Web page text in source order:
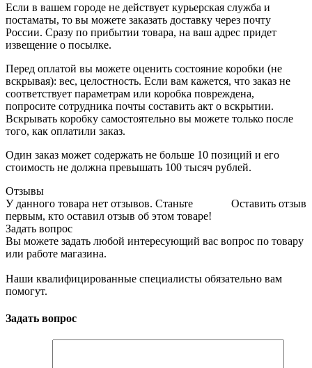
Если в вашем городе не действует курьерская служба и
постаматы, то вы можете заказать доставку через почту
России. Сразу по прибытии товара, на ваш адрес придет
извещение о посылке.
Перед оплатой вы можете оценить состояние коробки (не
вскрывая): вес, целостность. Если вам кажется, что заказ не
соответствует параметрам или коробка повреждена,
попросите сотрудника почты составить акт о вскрытии.
Вскрывать коробку самостоятельно вы можете только после
того, как оплатили заказ.
Один заказ может содержать не больше 10 позиций и его
стоимость не должна превышать 100 тысяч рублей.
Отзывы
Оставить отзыв
У данного товара нет отзывов. Станьте
первым, кто оставил отзыв об этом товаре!
Задать вопрос
Вы можете задать любой интересующий вас вопрос по товару
или работе магазина.
Наши квалифицированные специалисты обязательно вам
помогут.
Задать вопрос